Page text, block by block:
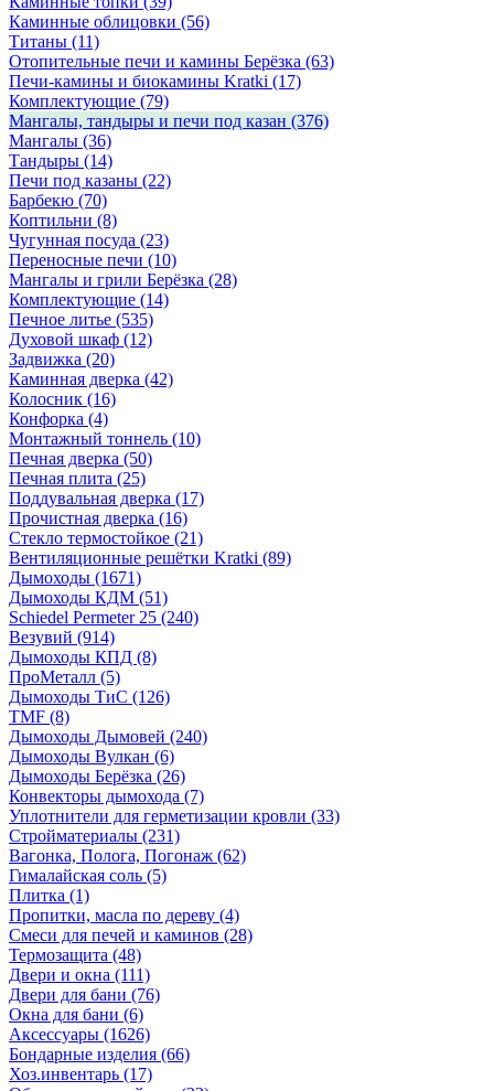
Каминные облицовки (56)
Титаны (11)
Отопительные печи и камины Берёзка (63)
Печи-камины и биокамины Kratki (17)
Комплектующие (79)
Мангалы, тандыры и печи под казан (376)
Мангалы (36)
Тандыры (14)
Печи под казаны (22)
Барбекю (70)
Коптильни (8)
Чугунная посуда (23)
Переносные печи (10)
Мангалы и грили Берёзка (28)
Комплектующие (14)
Печное литье (535)
Духовой шкаф (12)
Задвижка (20)
Каминная дверка (42)
Колосник (16)
Конфорка (4)
Монтажный тоннель (10)
Печная дверка (50)
Печная плита (25)
Поддувальная дверка (17)
Прочистная дверка (16)
Стекло термостойкое (21)
Вентиляционные решётки Kratki (89)
Дымоходы (1671)
Дымоходы КДМ (51)
Schiedel Permeter 25 (240)
Везувий (914)
Дымоходы КПД (8)
ПроМеталл (5)
Дымоходы ТиС (126)
TMF (8)
Дымоходы Дымовей (240)
Дымоходы Вулкан (6)
Дымоходы Берёзка (26)
Конвекторы дымохода (7)
Уплотнители для герметизации кровли (33)
Стройматериалы (231)
Вагонка, Полога, Погонаж (62)
Гималайская соль (5)
Плитка (1)
Пропитки, масла по дереву (4)
Смеси для печей и каминов (28)
Термозащита (48)
Двери и окна (111)
Двери для бани (76)
Окна для бани (6)
Аксессуары (1626)
Бондарные изделия (66)
Хоз.инвентарь (17)